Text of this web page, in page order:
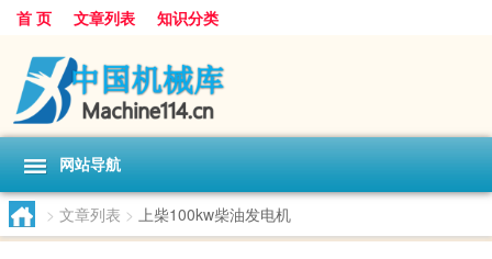
首 页 文章列表 知识分类
网站导航
> 文章列表 > 上柴100kw柴油发电机